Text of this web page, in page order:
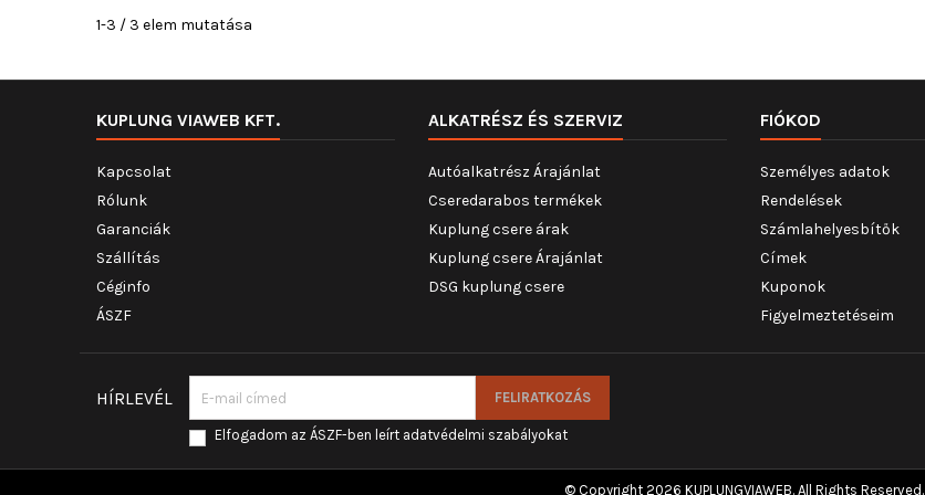
1-3 / 3 elem mutatása
KUPLUNG VIAWEB KFT.
Kapcsolat
Rólunk
Garanciák
Szállítás
Céginfo
ÁSZF
ALKATRÉSZ ÉS SZERVIZ
Autóalkatrész Árajánlat
Cseredarabos termékek
Kuplung csere árak
Kuplung csere Árajánlat
DSG kuplung csere
FIÓKOD
Személyes adatok
Rendelések
Számlahelyesbítők
Címek
Kuponok
Figyelmeztetéseim
HÍRLEVÉL
Elfogadom az ÁSZF-ben leírt adatvédelmi szabályokat
© Copyright 2026 KUPLUNGVIAWEB. All Rights Reserved.